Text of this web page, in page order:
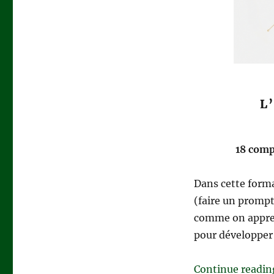
18
Dans cette
(faire un
comme on
pour développer
Continue